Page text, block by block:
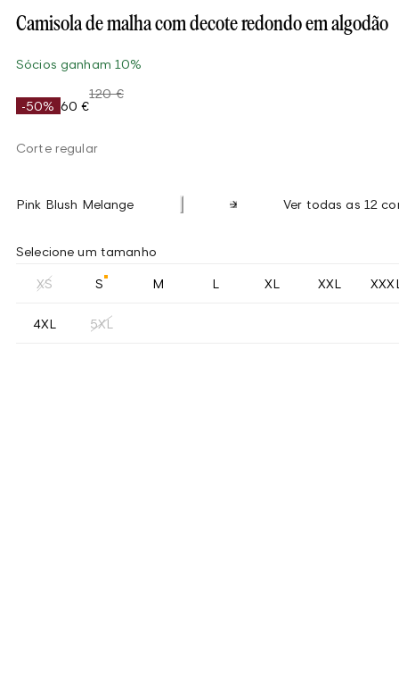
Camisola de malha com decote redondo em algodão
Sócios ganham 10%
-50% 60 €
120 €
Corte regular
Pink Blush Melange Ver todas as 12
Selecione um tamanho
XS S M L XL XXL
4XL 5XL